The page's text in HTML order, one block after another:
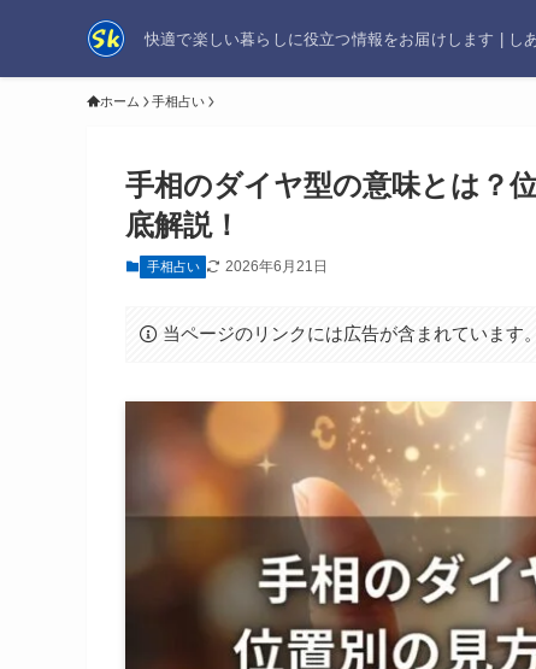
快適で楽しい暮らしに役立つ情報をお届けします | し
ホーム 手相占い
手相のダイヤ型の意味とは？
底解説！
手相占い 2026年6月21日
当ページのリンクには広告が含まれています。